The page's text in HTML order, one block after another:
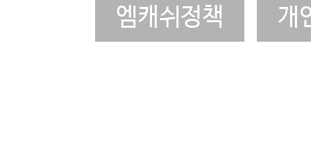
엠캐쉬정책 개